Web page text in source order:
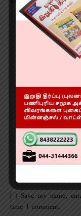
Save my name,
time I comment.